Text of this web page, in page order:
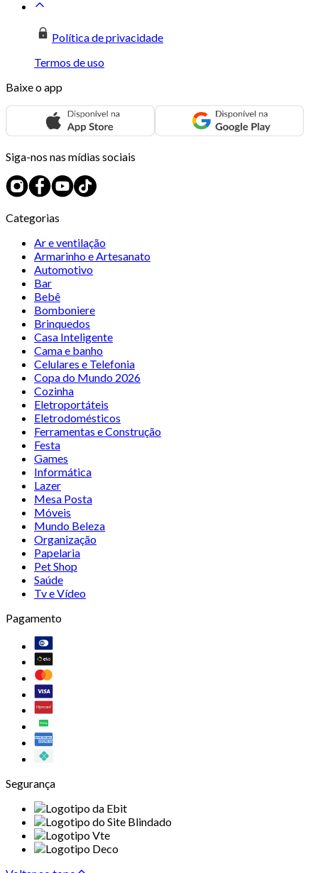
Política de privacidade
Termos de uso
Baixe o app
Siga-nos nas mídias sociais
Categorias
Ar e ventilação
Armarinho e Artesanato
Automotivo
Bar
Bebê
Bomboniere
Brinquedos
Casa Inteligente
Cama e banho
Celulares e Telefonia
Copa do Mundo 2026
Cozinha
Eletroportáteis
Eletrodomésticos
Ferramentas e Construção
Festa
Games
Informática
Lazer
Mesa Posta
Móveis
Mundo Beleza
Organização
Papelaria
Pet Shop
Saúde
Tv e Vídeo
Pagamento
Segurança